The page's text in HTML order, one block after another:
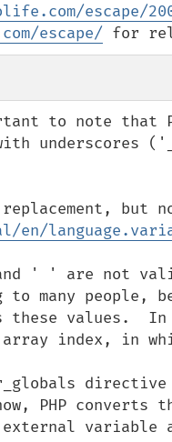
escape/
escape/ for
to note that
underscores
en/
' ' are not
many people,
these values.
array index, in
directive
PHP converts
variable